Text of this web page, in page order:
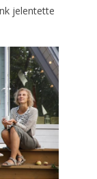
jelentette